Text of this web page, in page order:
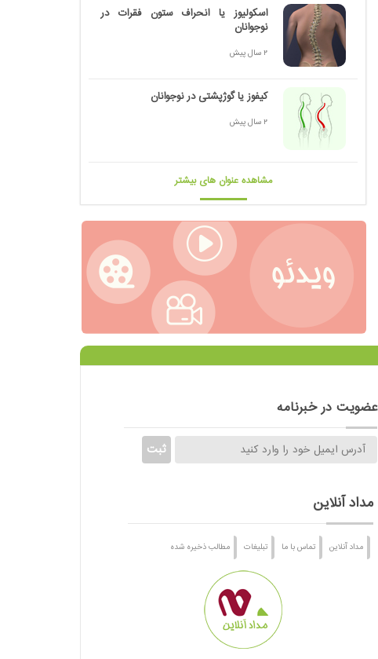
اسکولیوز یا انحراف ستون فقرات در
نوجوانان
2 سال پیش
کیفوز یا گوژپشتی در نوجوانان
2 سال پیش
مشاهده عنوان های بیشتر
عضویت در خبرنامه
مداد آنلاین
مداد آنلاین تماس با ما تبلیغات مطالب ذخیره شده